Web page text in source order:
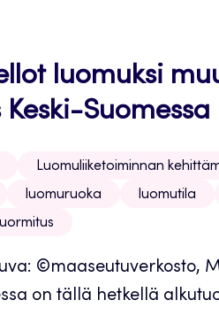
luomuksi
Suomessa
Luomuliiketoiminnan
luomuruoka luomutila
©maaseutuverkosto,
on tällä hetkellä